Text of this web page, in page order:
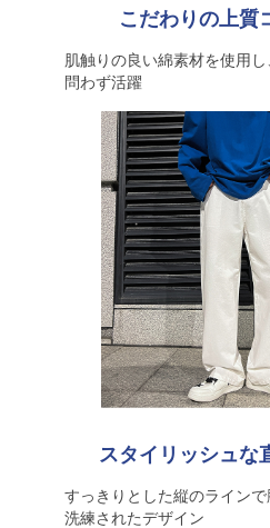
こだわりの上質
肌触りの良い綿素材を使用
問わず活躍
スタイリッシュな
すっきりとした縦のライン
洗練されたデザイン